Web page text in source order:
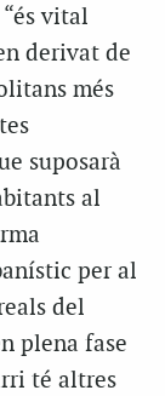
“és vital
derivat de
més
suposarà
al
per al
del
plena fase
té altres